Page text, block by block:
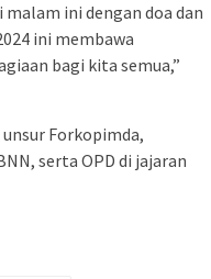
ini dengan doa dan
ini membawa
bagi kita semua,”
Forkopimda,
serta OPD di jajaran